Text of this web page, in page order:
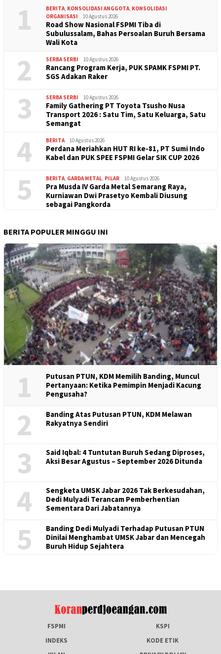
1 BERITA, KONSOLIDASI ANGGOTA, KONSOLIDASI
ORGANISASI
10 Agustus 2026
Road Show Nasional FSPMI Tiba di
Subulussalam, Bahas Persoalan Buruh Bersama
Wali Kota
2 SERBA SERBI 10 Agustus 2026
Rancang Program Kerja, PUK SPAMK FSPMI PT.
SGS Adakan Raker
3 SERBA SERBI 10 Agustus 2026
Family Gathering PT Toyota Tsusho Nusa
Transport 2026 : Satu Tim, Satu Keluarga, Satu
Semangat
4 BERITA 10 Agustus 2026
Perdana Meriahkan HUT RI ke-81, PT Sumi Indo
Kabel dan PUK SPEE FSPMI Gelar SIK CUP 2026
5 BERITA, GARDA METAL, PILAR 10 Agustus 2026
Pra Musda IV Garda Metal Semarang Raya,
Kurniawan Dwi Prasetyo Kembali Diusung
sebagai Pangkorda
BERITA POPULER MINGGU INI
1
Putusan PTUN, KDM Memilih Banding, Muncul
Pertanyaan: Ketika Pemimpin Menjadi Kacung
Pengusaha?
2
Banding Atas Putusan PTUN, KDM Melawan
Rakyatnya Sendiri
3
Said Iqbal: 4 Tuntutan Buruh Sedang Diproses,
Aksi Besar Agustus – September 2026 Ditunda
4
Sengketa UMSK Jabar 2026 Tak Berkesudahan,
Dedi Mulyadi Terancam Pemberhentian
Sementara Dari Jabatannya
5
Banding Dedi Mulyadi Terhadap Putusan PTUN
Dinilai Menghambat UMSK Jabar dan Mencegah
Buruh Hidup Sejahtera
FSPMI
KSPI
INDEKS
KODE ETIK